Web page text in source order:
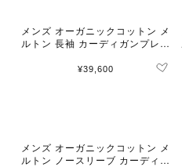
メンズ オーガニックコットン メ
ルトン 長袖 カーディガンプレッ
¥39,600
メンズ オーガニックコットン メ
ルトン ノースリーブ カーディガ